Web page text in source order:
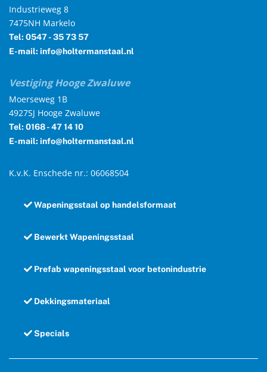
Industrieweg 8
7475NH Markelo
Tel: 0547 - 35 73 57
E-mail: info@holtermanstaal.nl
Vestiging Hooge Zwaluwe
Moerseweg 1B
4927SJ Hooge Zwaluwe
Tel: 0168 - 47 14 10
E-mail: info@holtermanstaal.nl
K.v.K. Enschede nr.: 06068504
Wapeningsstaal op handelsformaat
Bewerkt Wapeningsstaal
Prefab wapeningsstaal voor betonindustrie
Dekkingsmateriaal
Specials